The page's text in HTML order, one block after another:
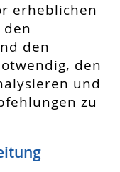
erheblichen
den
den
und
zu